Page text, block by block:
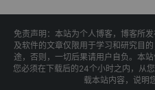
免责声明：本站为个人博客，博客所
及软件的文章仅限用于学习和研究目
途，否则，一切后果请用户自负。本
您必须在下载后的24个小时之内，从
载本站内容，说明